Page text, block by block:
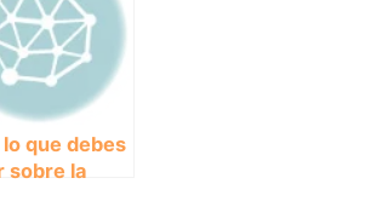
que debes
sobre la